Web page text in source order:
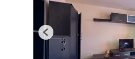
Previous